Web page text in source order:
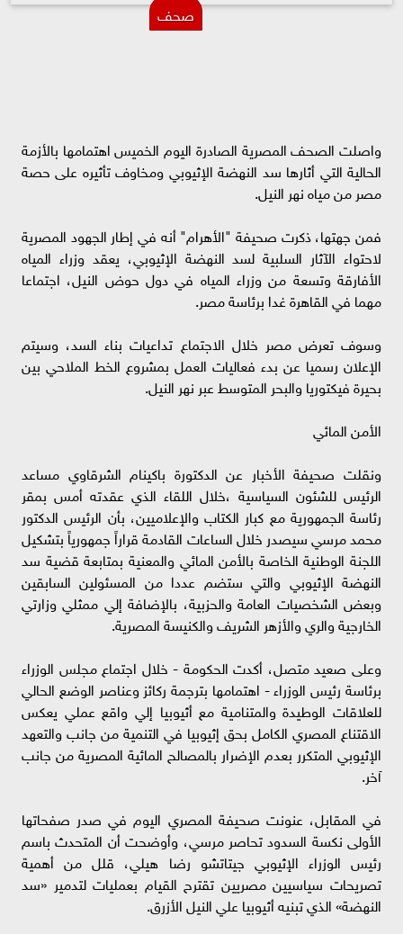
صحف
واصلت الصحف المصرية الصادرة اليوم الخميس اهتمامها بالأزمة
الحالية التي أثارها سد النهضة الإثيوبي ومخاوف تأثيره على حصة
مصر من مياه نهر النيل.
فمن جهتها، ذكرت صحيفة "الأهرام" أنه في إطار الجهود المصرية
لاحتواء الآثار السلبية لسد النهضة الإثيوبي، يعقد وزراء المياه
الأفارقة وتسعة من وزراء المياه في دول حوض النيل، اجتماعا
مهما في القاهرة غدا برئاسة مصر.
وسوف تعرض مصر خلال الاجتماع تداعيات بناء السد، وسيتم
الإعلان رسميا عن بدء فعاليات العمل بمشروع الخط الملاحي بين
بحيرة فيكتوريا والبحر المتوسط عبر نهر النيل.
الأمن المائي
ونقلت صحيفة الأخبار عن الدكتورة باكينام الشرقاوي مساعد
الرئيس للشئون السياسية ،خلال اللقاء الذي عقدته أمس بمقر
رئاسة الجمهورية مع كبار الكتاب والإعلاميين، بأن الرئيس الدكتور
محمد مرسي سيصدر خلال الساعات القادمة قراراً جمهورياً بتشكيل
اللجنة الوطنية الخاصة بالأمن المائي والمعنية بمتابعة قضية سد
النهضة الإثيوبي والتي ستضم عددا من المسئولين السابقين
وبعض الشخصيات العامة والحزبية، بالإضافة إلي ممثلي وزارتي
الخارجية والري والأزهر الشريف والكنيسة المصرية.
وعلى صعيد متصل، أكدت الحكومة - خلال اجتماع مجلس الوزراء
برئاسة رئيس الوزراء - اهتمامها بترجمة ركائز وعناصر الوضع الحالي
للعلاقات الوطيدة والمتنامية مع أثيوبيا إلي واقع عملي يعكس
الاقتناع المصري الكامل بحق إثيوبيا في التنمية من جانب والتعهد
الإثيوبي المتكرر بعدم الإضرار بالمصالح المائية المصرية من جانب
آخر.
في المقابل، عنونت صحيفة المصري اليوم في صدر صفحاتها
الأولى نكسة السدود تحاصر مرسي، وأوضحت أن المتحدث باسم
رئيس الوزراء الإثيوبي جيتاتشو رضا هيلي، قلل من أهمية
تصريحات سياسيين مصريين تقترح القيام بعمليات لتدمير «سد
النهضة» الذي تبنيه أثيوبيا علي النيل الأزرق.